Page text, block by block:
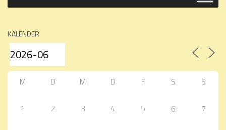
KALENDER
M D M D F S S
1 2 3 4 5 6 7